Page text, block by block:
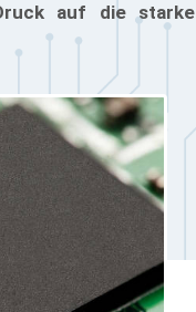
auf die starke